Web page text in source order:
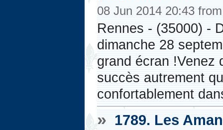
08 Jun 2014 20:43
Rennes - (35000) -
dimanche 28
grand écran !Venez
succès autrement
confortablement
» 1789. Les